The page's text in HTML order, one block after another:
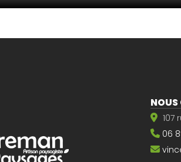
107
06